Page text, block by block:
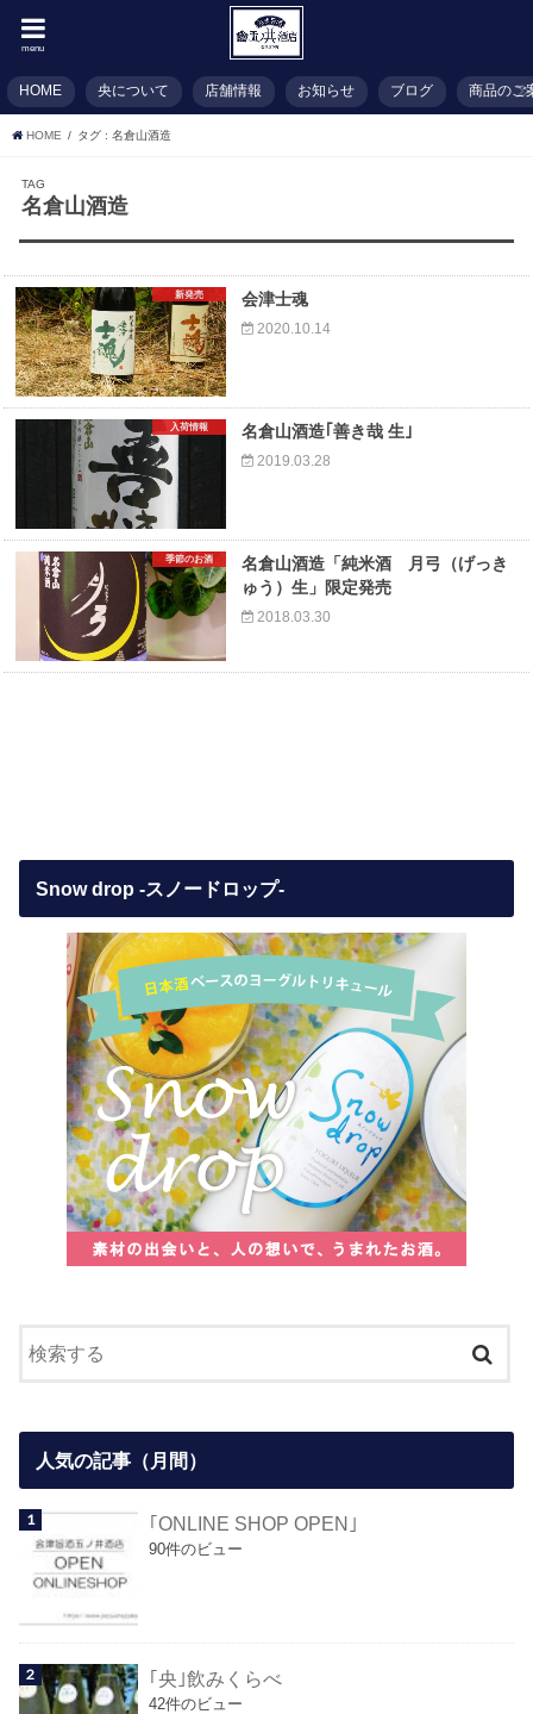
menu
HOME 央について 店舗情報 お知らせ ブログ 商品のご
HOME タグ : 名倉山酒造
TAG
名倉山酒造
新発売 会津士魂
2020.10.14
入荷情報 名倉山酒造｢善き哉 生｣
2019.03.28
季節のお酒
名倉山酒造「純米酒 月弓（げっき
ゅう）生」限定発売
2018.03.30
Snow drop -スノードロップ-
人気の記事（月間）
｢ONLINE SHOP OPEN｣
90件のビュー
｢央｣飲みくらべ
42件のビュー